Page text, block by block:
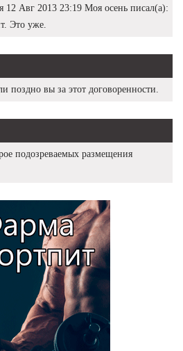
12 Авг 2013 23:19 Моя осень писал(а):
Это уже.
поздно вы за этот договоренности.
подозреваемых размещения